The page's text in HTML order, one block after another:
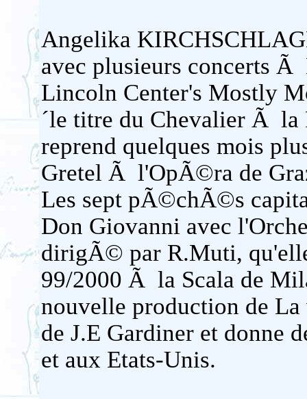
Angelika
avec plusieurs concerts
Lincoln Center's Mostly
´le titre du Chevalier Ã la
reprend quelques mois
Gretel Ã l'OpÃ©ra de
Les sept pÃ©chÃ©s
Don Giovanni avec
dirigÃ© par R.Muti,
99/2000 Ã la Scala de
nouvelle production de
de J.E Gardiner et donne
et aux Etats-Unis.